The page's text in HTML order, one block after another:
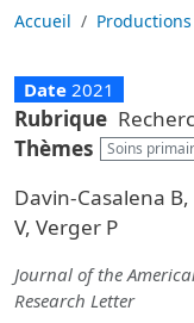
Accueil Productions
Date 2021
Rubrique
Thèmes
Soins
Davin-Casalena
V, Verger P
Journal of the
Research Letter